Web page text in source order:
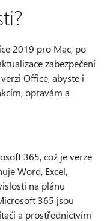
2019 pro Mac, po
zabezpečení
Office, abyste i
opravám a
365, což je verze
Word, Excel,
na plánu
365 jsou
a prostřednictvím